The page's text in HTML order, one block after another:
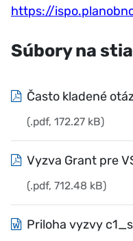
https://
Súbory na
Často kladené
(.pdf, 172.27 kB)
Vyzva Grant pre
(.pdf, 712.48 kB)
Priloha vyzvy